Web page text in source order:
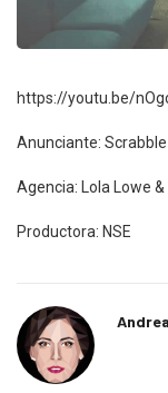
https://youtu.be/
Anunciante: Scrabble
Agencia: Lola Lowe
Productora: NSE